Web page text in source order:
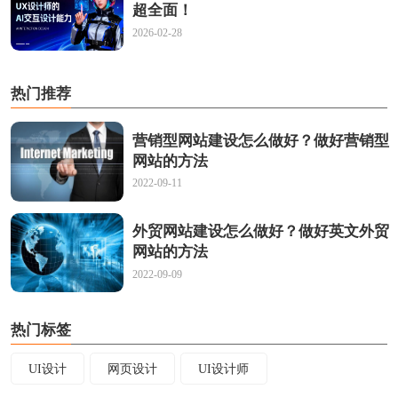
超全面！
2026-02-28
热门推荐
营销型网站建设怎么做好？做好营销型
网站的方法
2022-09-11
外贸网站建设怎么做好？做好英文外贸
网站的方法
2022-09-09
热门标签
UI设计 网页设计 UI设计师